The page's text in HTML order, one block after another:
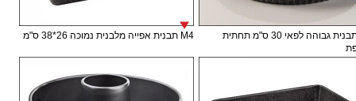
M4 תבנית גבוהה לפאי 30 ס"מ תחתית
M4 תבנית אפייה מלבנית נמוכה 26*38 ס"מ